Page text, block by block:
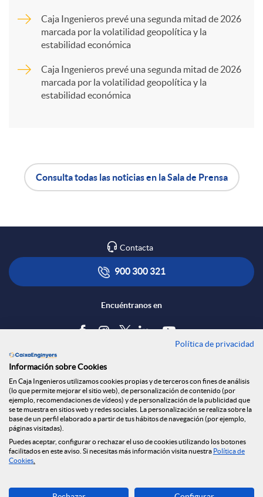
R
e
s
S
o
Caja Ingenieros prevé una segunda mitad de 2026
marcada por la volatilidad geopolítica y la
estabilidad económica
Caja Ingenieros prevé una segunda mitad de 2026
marcada por la volatilidad geopolítica y la
estabilidad económica
A
p
l
a
c
i
o
t
s
a
l
Consulta todas las noticias en la Sala de Prensa
Contacta
900 300 321
Encuéntranos en
Tablón de anuncios
Política de cookies
Aviso legal
Seguridad Online
Privacidad
Canal denuncias
Descarga ahora
Política de privacidad
Información sobre Cookies
En Caja Ingenieros utilizamos cookies propias y de terceros con fines de análisis
(lo que permite mejorar el sitio web), de personalización de contenido (por
ejemplo, recomendaciones de vídeos) y de personalización de la publicidad que
se te muestra en sitios web y redes sociales. La personalización se realiza sobre la
base de un perfil elaborado a partir de tus hábitos de navegación (por ejemplo,
páginas visitadas).
Puedes aceptar, configurar o rechazar el uso de cookies utilizando los botones
facilitados en este aviso. Si necesitas más información visita nuestra Política de
Cookies